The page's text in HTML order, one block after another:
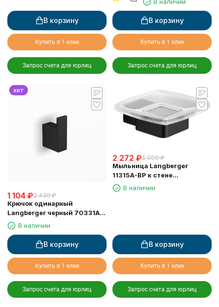
В корзину
Купить в 1 клик
Запрос счета для юрлиц
В корзину
Купить в 1 клик
Запрос счета для юрлиц
хит
1 104 ₽2 430 ₽
Крючок одинарный
Langberger черный 70331A-
BP В наличии
В корзину
Купить в 1 клик
Запрос счета для юрлиц
2 272 ₽5 000 ₽
Мыльница Langberger
11315A-BP к стене
стеклянная квадратная
черная
В наличии
В корзину
Купить в 1 клик
Запрос счета для юрлиц